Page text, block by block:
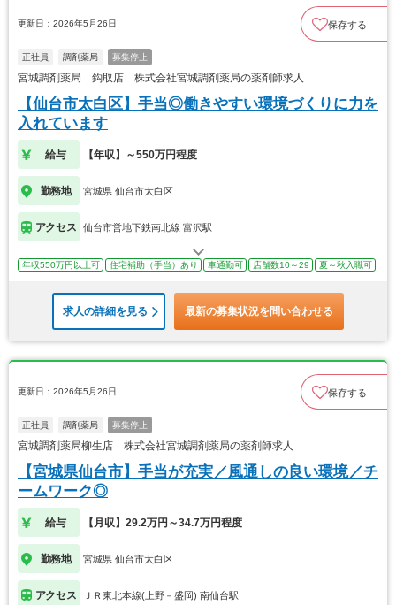
更新日：2026年5月26日 保存する
正社員 調剤薬局 募集停止
宮城調剤薬局 鈎取店 株式会社宮城調剤薬局の薬剤師求人
【仙台市太白区】手当◎働きやすい環境づくりに力を
入れています
給与 【年収】～550万円程度
勤務地 宮城県 仙台市太白区
アクセス 仙台市営地下鉄南北線 富沢駅
年収550万円以上可 住宅補助（手当）あり 車通勤可 店舗数10～29 夏～秋入職可
求人の詳細を見る 最新の募集状況を問い合わせる
更新日：2026年5月26日 保存する
正社員 調剤薬局 募集停止
宮城調剤薬局柳生店 株式会社宮城調剤薬局の薬剤師求人
【宮城県仙台市】手当が充実／風通しの良い環境／チ
ームワーク◎
給与 【月収】29.2万円～34.7万円程度
勤務地 宮城県 仙台市太白区
アクセス ＪＲ東北本線(上野－盛岡) 南仙台駅